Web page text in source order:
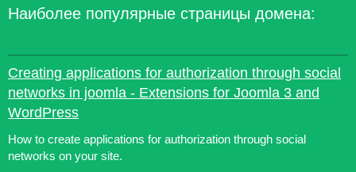
Наиболее популярные страницы домена:
Creating applications for authorization through social
networks in joomla - Extensions for Joomla 3 and
WordPress
How to create applications for authorization through social
networks on your site.